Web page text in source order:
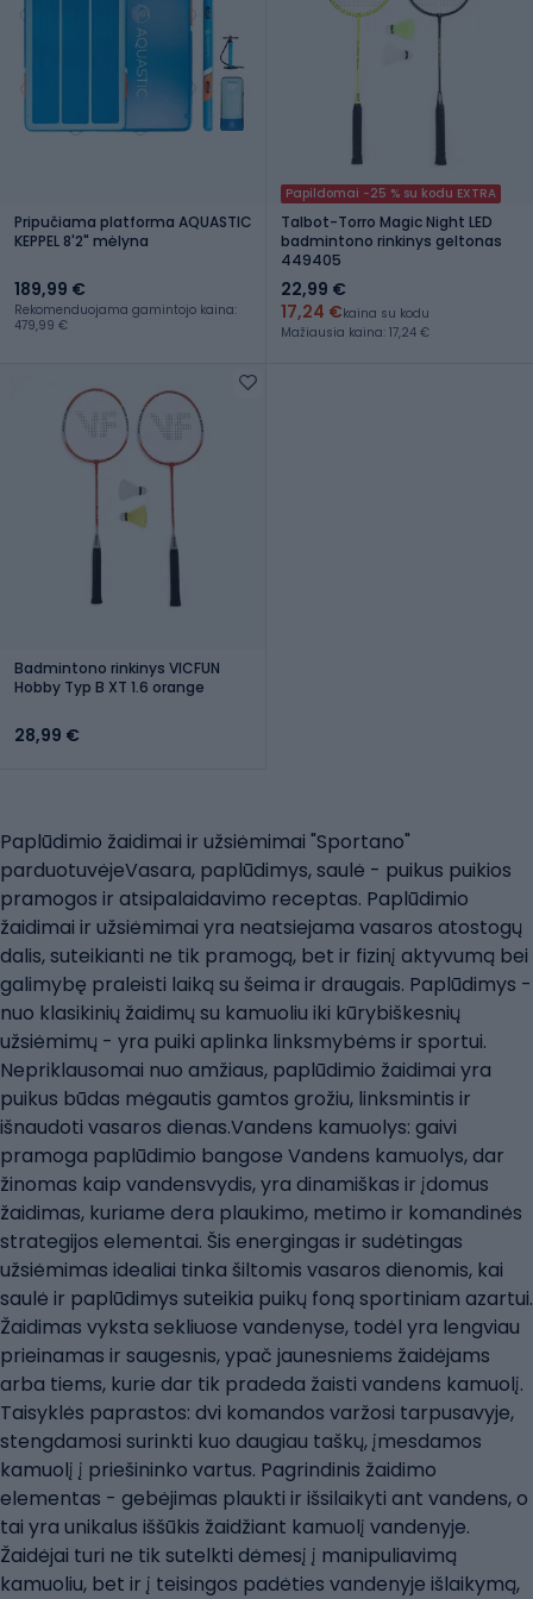
Pripučiama platforma AQUASTIC
KEPPEL 8'2" mėlyna
189,99 €
Rekomenduojama gamintojo kaina:
479,99 €
Papildomai -25 % su kodu EXTRA
Talbot-Torro Magic Night LED
badmintono rinkinys geltonas
449405
22,99 €
17,24 €kaina su kodu
Mažiausia kaina: 17,24 €
Badmintono rinkinys VICFUN
Hobby Typ B XT 1.6 orange
28,99 €
Paplūdimio žaidimai ir užsiėmimai "Sportano"
parduotuvėjeVasara, paplūdimys, saulė - puikus puikios
pramogos ir atsipalaidavimo receptas. Paplūdimio
žaidimai ir užsiėmimai yra neatsiejama vasaros atostogų
dalis, suteikianti ne tik pramogą, bet ir fizinį aktyvumą bei
galimybę praleisti laiką su šeima ir draugais. Paplūdimys -
nuo klasikinių žaidimų su kamuoliu iki kūrybiškesnių
užsiėmimų - yra puiki aplinka linksmybėms ir sportui.
Nepriklausomai nuo amžiaus, paplūdimio žaidimai yra
puikus būdas mėgautis gamtos grožiu, linksmintis ir
išnaudoti vasaros dienas.Vandens kamuolys: gaivi
pramoga paplūdimio bangose Vandens kamuolys, dar
žinomas kaip vandensvydis, yra dinamiškas ir įdomus
žaidimas, kuriame dera plaukimo, metimo ir komandinės
strategijos elementai. Šis energingas ir sudėtingas
užsiėmimas idealiai tinka šiltomis vasaros dienomis, kai
saulė ir paplūdimys suteikia puikų foną sportiniam azartui.
Žaidimas vyksta sekliuose vandenyse, todėl yra lengviau
prieinamas ir saugesnis, ypač jaunesniems žaidėjams
arba tiems, kurie dar tik pradeda žaisti vandens kamuolį.
Taisyklės paprastos: dvi komandos varžosi tarpusavyje,
stengdamosi surinkti kuo daugiau taškų, įmesdamos
kamuolį į priešininko vartus. Pagrindinis žaidimo
elementas - gebėjimas plaukti ir išsilaikyti ant vandens, o
tai yra unikalus iššūkis žaidžiant kamuolį vandenyje.
Žaidėjai turi ne tik sutelkti dėmesį į manipuliavimą
kamuoliu, bet ir į teisingos padėties vandenyje išlaikymą,